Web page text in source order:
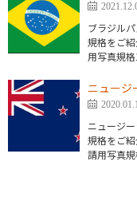
ブラジル
規格をご
用写真規
ニュージ
ニュージ
規格をご
請用写真